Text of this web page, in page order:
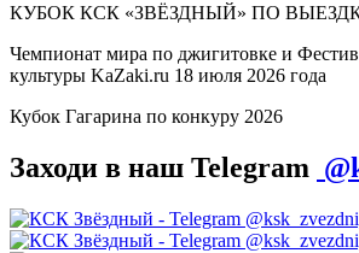
КУБОК КСК «ЗВЁЗДНЫЙ» ПО
Чемпионат мира по джигитовке и
культуры KaZaki.ru 18 июля 2026 года
Кубок Гагарина по конкуру 2026
Заходи в наш Telegram